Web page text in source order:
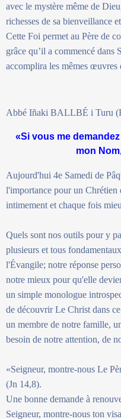
avec le mystère même de
richesses de sa bienveillance
Cette Foi permet au Père de
grâce qu’il a commencé
accomplira les mêmes
Abbé Iñaki BALLBÉ i Turu
«Si vous me
mon
Aujourd'hui 4e Samedi de
l'importance pour un
intimement et chaque fois
Quels sont nos outils pour y
plusieurs et tous
l'Évangile; notre réponse
notre mieux pour qu'elle
un simple monologue
de découvrir Le Christ dans
un membre de notre famille,
besoin de notre attention, de
«Seigneur, montre-nous Le
(Jn 14,8).
Une bonne demande à
Seigneur, montre-nous ton